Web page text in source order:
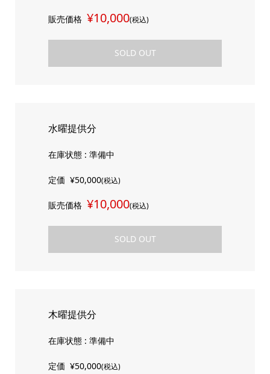
販売価格 ¥10,000(税込)
SOLD OUT
水曜提供分
在庫状態 : 準備中
定価 ¥50,000(税込)
販売価格 ¥10,000(税込)
SOLD OUT
木曜提供分
在庫状態 : 準備中
定価 ¥50,000(税込)